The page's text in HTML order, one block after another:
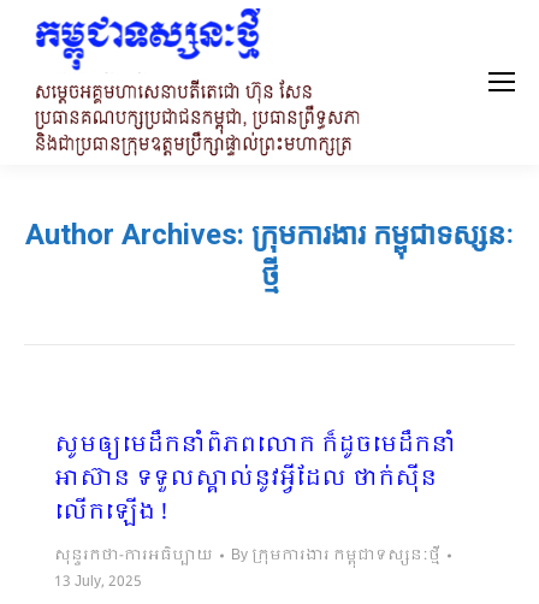
Author Archives: ក្រុមការងារ កម្ពុជាទស្សនៈ
ថ្មី
សូមឲ្យមេដឹកនាំពិភពលោក ក៏ដូចមេដឹកនាំ
អាស៊ាន ទទួលស្គាល់នូវអ្វីដែល ថាក់ស៊ីន
លើកឡើង !
សុន្ទរកថា-ការអធិប្បាយ By ក្រុមការងារ កម្ពុជាទស្សនៈថ្មី
13 July, 2025